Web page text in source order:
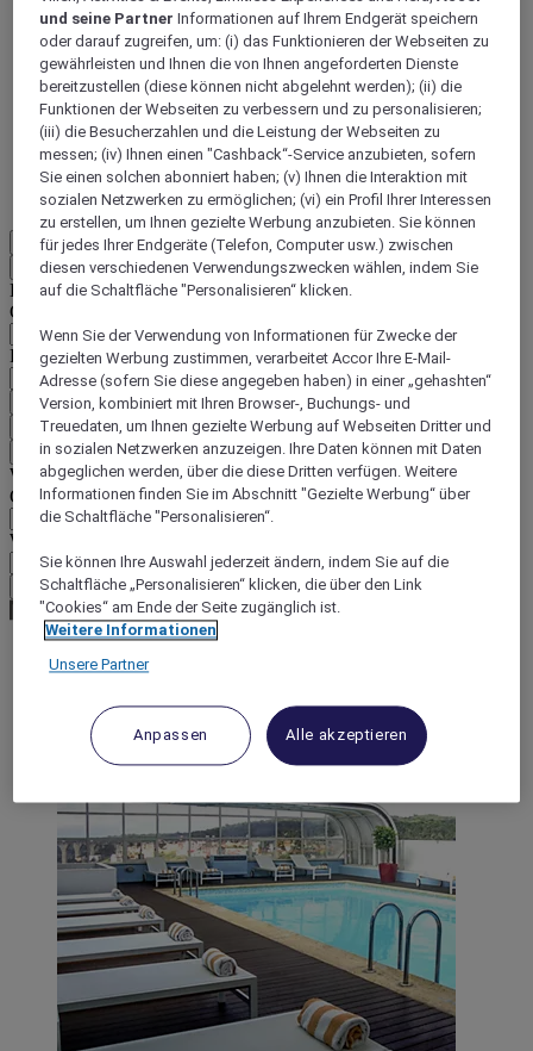
ALL Accor+ Voyager
15% rabatt das ganze Jahrüber auf Ihre Aufenthalte
bei über 30 Marken
JETZT ANMELDEN
Mehr
DE
Zurück
Land und Sprache unten auswählen
Geografische Zone
Land/Region - Sprache
Mein Land und meine Sprache bestätigen
EUR (€)
Zurück
Währung unten auswählen
Geografische Zone
Währung
Meine Währung bestätigen
Europe
Portugal
LISBON AND TAGUS VALLEY
Oeiras
und seine Partner Informationen auf Ihrem Endgerät speichern
oder darauf zugreifen, um: (i) das Funktionieren der Webseiten zu
gewährleisten und Ihnen die von Ihnen angeforderten Dienste
bereitzustellen (diese können nicht abgelehnt werden); (ii) die
Funktionen der Webseiten zu verbessern und zu personalisieren;
(iii) die Besucherzahlen und die Leistung der Webseiten zu
messen; (iv) Ihnen einen "Cashback“-Service anzubieten, sofern
Sie einen solchen abonniert haben; (v) Ihnen die Interaktion mit
sozialen Netzwerken zu ermöglichen; (vi) ein Profil Ihrer Interessen
zu erstellen, um Ihnen gezielte Werbung anzubieten. Sie können
für jedes Ihrer Endgeräte (Telefon, Computer usw.) zwischen
diesen verschiedenen Verwendungszwecken wählen, indem Sie
auf die Schaltfläche "Personalisieren“ klicken.
Wenn Sie der Verwendung von Informationen für Zwecke der
gezielten Werbung zustimmen, verarbeitet Accor Ihre E-Mail-
Adresse (sofern Sie diese angegeben haben) in einer „gehashten“
Version, kombiniert mit Ihren Browser-, Buchungs- und
Treuedaten, um Ihnen gezielte Werbung auf Webseiten Dritter und
in sozialen Netzwerken anzuzeigen. Ihre Daten können mit Daten
abgeglichen werden, über die diese Dritten verfügen. Weitere
Informationen finden Sie im Abschnitt "Gezielte Werbung“ über
die Schaltfläche "Personalisieren“.
Sie können Ihre Auswahl jederzeit ändern, indem Sie auf die
Schaltfläche „Personalisieren“ klicken, die über den Link
"Cookies“ am Ende der Seite zugänglich ist.
Weitere Informationen
Unsere Partner
Anpassen Alle akzeptieren